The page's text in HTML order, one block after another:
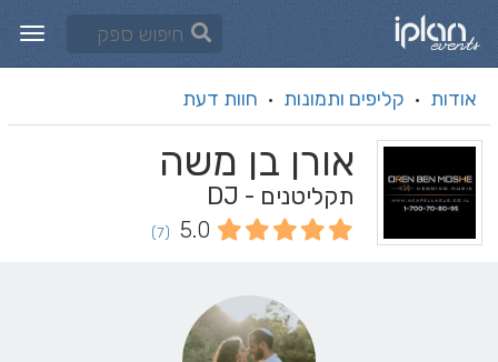
אודות · קליפים ותמונות · חוות דעת
אורן בן משה
תקליטנים - DJ
5.0
(7)